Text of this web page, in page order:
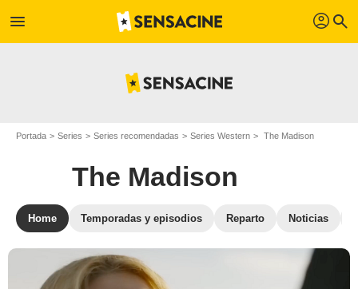
menu profil search
Portada Series Series recomendadas Series Western The Madison
The Madison
Home Temporadas y episodios Reparto Noticias